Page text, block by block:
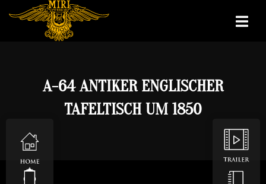
A-64 ANTIKER ENGLISCHER
TAFELTISCH UM 1850